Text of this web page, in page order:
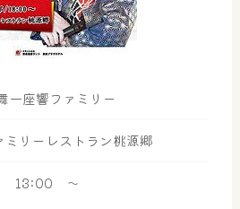
一座響ファミリー
ミリーレストラン桃源郷
13:00 ～